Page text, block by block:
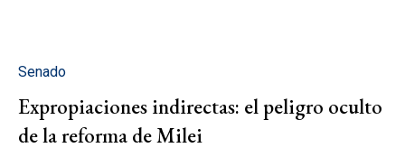
Senado
Expropiaciones indirectas: el peligro oculto
de la reforma de Milei